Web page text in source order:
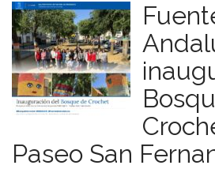
Paseo San